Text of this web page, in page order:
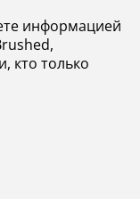
информацией
кто только